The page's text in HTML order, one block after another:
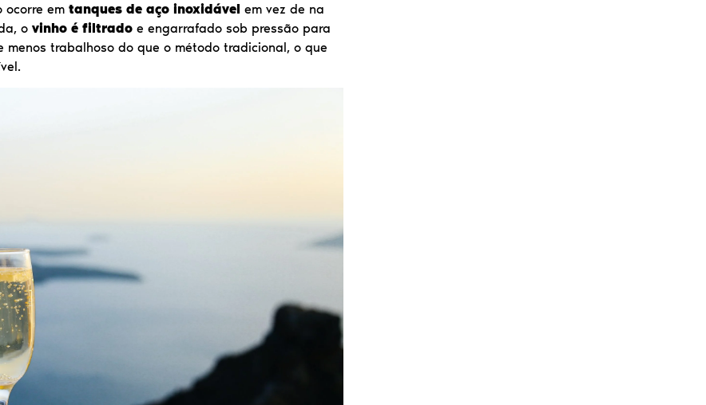
ocorre em tanques de aço inoxidável em vez de na
o vinho é filtrado e engarrafado sob pressão para
trabalhoso do que o método tradicional, o que